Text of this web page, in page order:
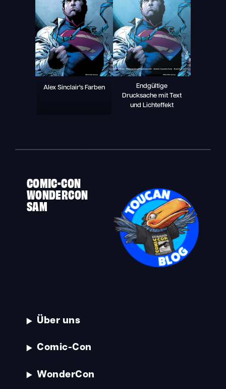
Alex Sinclair's Farben
Endgültige
Drucksache mit Text
und Lichteffekt
COMIC-CON
WONDERCON
SAM
Über uns
Comic-Con
WonderCon